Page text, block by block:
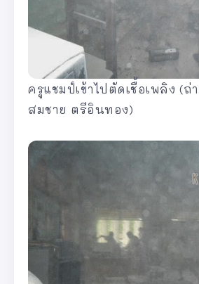
ครูแชมป์เข้าไปตัดเชื้อเพลิง (ถ่
สมชาย ตรีอินทอง)